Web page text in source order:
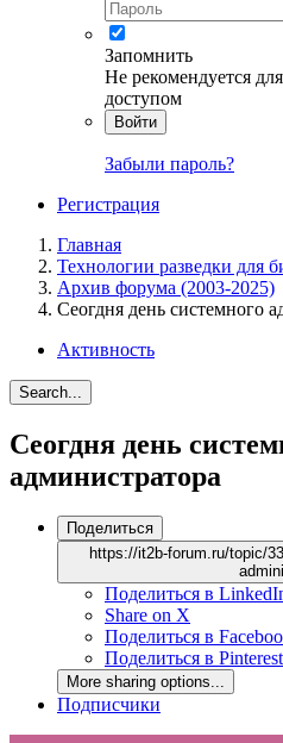
Запомнить
Не рекомендуется
доступом
Войти
Забыли пароль?
Регистрация
Главная
Технологии разведки для
Архив форума (2003-2025)
Сеогдня день системного
Активность
Search...
Сеогдня день
администратора
Поделиться
https://it2b-forum.ru/topic/
Поделиться в
Share on X
Поделиться в
Поделиться в Pinterest
More sharing options...
Подписчики